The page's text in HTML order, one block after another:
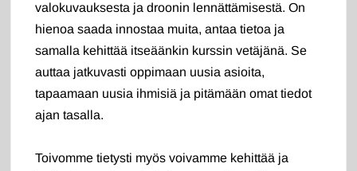
valokuvauksesta ja droonin lennättämisestä. On
hienoa saada innostaa muita, antaa tietoa ja
samalla kehittää itseäänkin kurssin vetäjänä. Se
auttaa jatkuvasti oppimaan uusia asioita,
tapaamaan uusia ihmisiä ja pitämään omat tiedot
ajan tasalla.
Toivomme tietysti myös voivamme kehittää ja